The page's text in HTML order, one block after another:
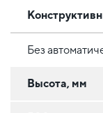
Без
Высота, мм